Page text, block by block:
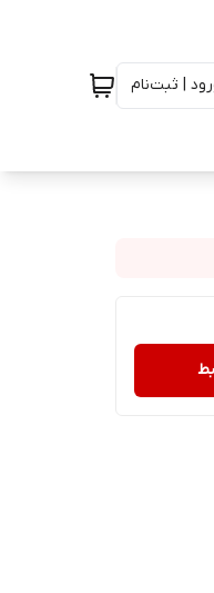
| ثبت‌نام